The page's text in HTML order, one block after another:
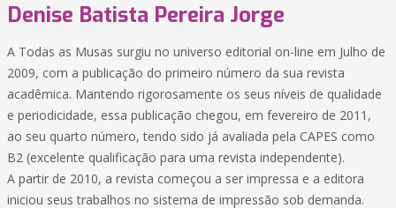
Denise Batista Pereira Jorge
A Todas as Musas surgiu no universo editorial on-line em Julho de
2009, com a publicação do primeiro número da sua revista
acadêmica. Mantendo rigorosamente os seus níveis de qualidade
e periodicidade, essa publicação chegou, em fevereiro de 2011,
ao seu quarto número, tendo sido já avaliada pela CAPES como
B2 (excelente qualificação para uma revista independente).
A partir de 2010, a revista começou a ser impressa e a editora
iniciou seus trabalhos no sistema de impressão sob demanda.